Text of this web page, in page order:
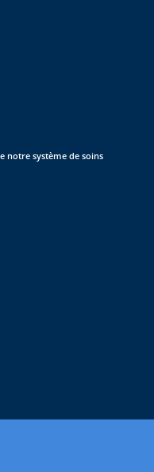
notre système de soins